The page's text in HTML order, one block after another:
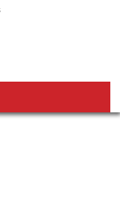
充滿奧運氛圍～